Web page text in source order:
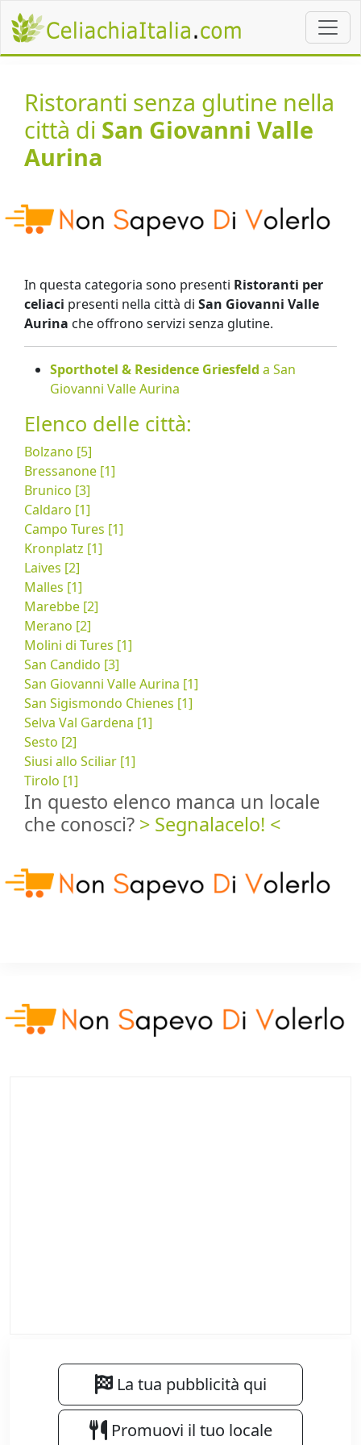
Ristoranti senza glutine nella
città di San Giovanni Valle
Aurina
In questa categoria sono presenti Ristoranti per
celiaci presenti nella città di San Giovanni Valle
Aurina che offrono servizi senza glutine.
Sporthotel & Residence Griesfeld a San
Giovanni Valle Aurina
Elenco delle città:
Bolzano [5]
Bressanone [1]
Brunico [3]
Caldaro [1]
Campo Tures [1]
Kronplatz [1]
Laives [2]
Malles [1]
Marebbe [2]
Merano [2]
Molini di Tures [1]
San Candido [3]
San Giovanni Valle Aurina [1]
San Sigismondo Chienes [1]
Selva Val Gardena [1]
Sesto [2]
Siusi allo Sciliar [1]
Tirolo [1]
In questo elenco manca un locale
che conosci? > Segnalacelo! <
La tua pubblicità qui
Promuovi il tuo locale